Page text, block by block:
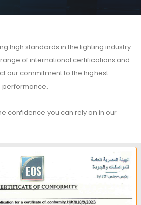
high standards in the lighting industry.
range of international certifications and
our commitment to the highest
performance.
confidence you can rely on in our